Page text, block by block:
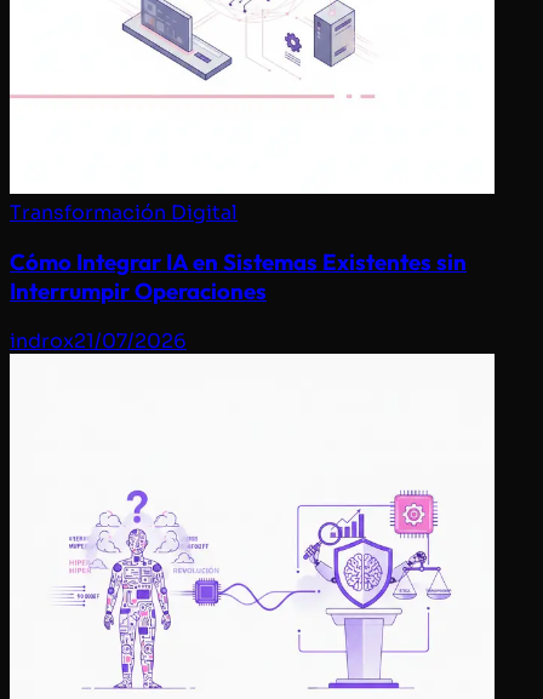
Transformación Digital
Cómo Integrar IA en Sistemas Existentes sin
Interrumpir Operaciones
indrox21/07/2026